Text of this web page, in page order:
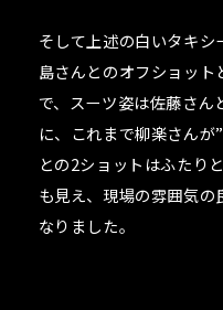
そして上述の白いタキ
島さんとのオフショット
で、スーツ姿は佐藤さん
に、これまで柳楽さん
との2ショットはふたり
も見え、現場の雰囲気
なりました。